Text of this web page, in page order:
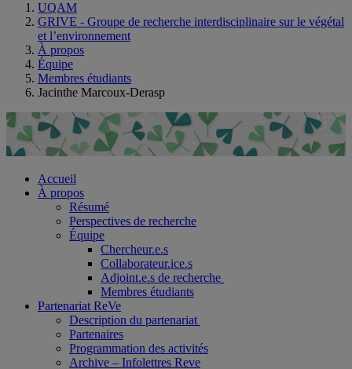
UQAM
GRIVE - Groupe de recherche interdisciplinaire sur le végétal
et l’environnement
À propos
Équipe
Membres étudiants
Jacinthe Marcoux-Derasp
Accueil
À propos
Résumé
Perspectives de recherche
Équipe
Chercheur.e.s
Collaborateur.ice.s
Adjoint.e.s de recherche
Membres étudiants
Partenariat ReVe
Description du partenariat
Partenaires
Programmation des activités
Archive – Infolettres Reve